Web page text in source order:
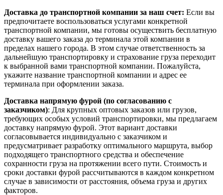
Доставка до транспортной компании за наш счет: Если вы
предпочитаете воспользоваться услугами конкретной
транспортной компании, мы готовы осуществить бесплатную
доставку вашего заказа до терминала этой компании в
пределах нашего города. В этом случае ответственность за
дальнейшую транспортировку и страхование груза переходит
к выбранной вами транспортной компании. Пожалуйста,
укажите название транспортной компании и адрес ее
терминала при оформлении заказа.
Доставка напрямую фурой (по согласованию с
заказчиком): Для крупных оптовых заказов или грузов,
требующих особых условий транспортировки, мы предлагаем
доставку напрямую фурой. Этот вариант доставки
согласовывается индивидуально с заказчиком и
предусматривает разработку оптимального маршрута, выбор
подходящего транспортного средства и обеспечение
сохранности груза на протяжении всего пути. Стоимость и
сроки доставки фурой рассчитываются в каждом конкретном
случае в зависимости от расстояния, объема груза и других
факторов.